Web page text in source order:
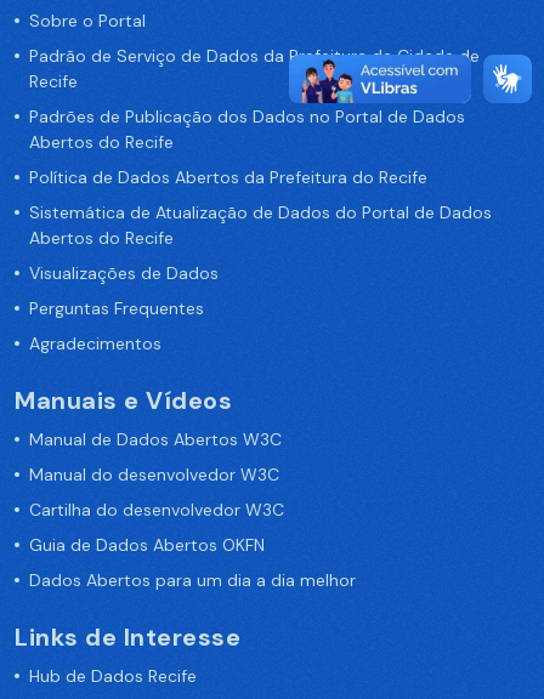
Sobre o Portal
Padrão de Serviço de Dados da Prefeitura da Cidade de
Recife
Padrões de Publicação dos Dados no Portal de Dados
Abertos do Recife
Política de Dados Abertos da Prefeitura do Recife
Sistemática de Atualização de Dados do Portal de Dados
Abertos do Recife
Visualizações de Dados
Perguntas Frequentes
Agradecimentos
Manuais e Vídeos
Manual de Dados Abertos W3C
Manual do desenvolvedor W3C
Cartilha do desenvolvedor W3C
Guia de Dados Abertos OKFN
Dados Abertos para um dia a dia melhor
Links de Interesse
Hub de Dados Recife